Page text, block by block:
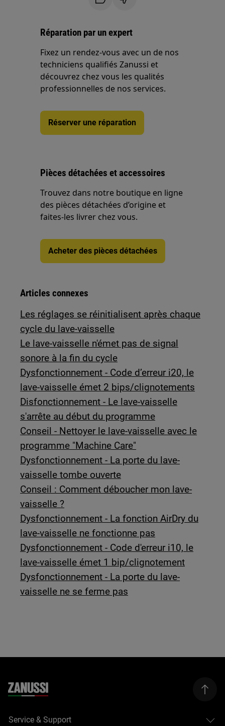
Réparation par un expert
Fixez un rendez-vous avec un de nos
techniciens qualifiés Zanussi et
découvrez chez vous les qualités
professionnelles de nos services.
Réserver une réparation
Pièces détachées et accessoires
Trouvez dans notre boutique en ligne
des pièces détachées d’origine et
faites-les livrer chez vous.
Acheter des pièces détachées
Articles connexes
Les réglages se réinitialisent après chaque
cycle du lave-vaisselle
Le lave-vaisselle n'émet pas de signal
sonore à la fin du cycle
Dysfonctionnement - Code d’erreur i20, le
lave-vaisselle émet 2 bips/clignotements
Disfonctionnement - Le lave-vaisselle
s'arrête au début du programme
Conseil - Nettoyer le lave-vaisselle avec le
programme "Machine Care"
Dysfonctionnement - La porte du lave-
vaisselle tombe ouverte
Conseil : Comment déboucher mon lave-
vaisselle ?
Dysfonctionnement - La fonction AirDry du
lave-vaisselle ne fonctionne pas
Dysfonctionnement - Code d'erreur i10, le
lave-vaisselle émet 1 bip/clignotement
Dysfonctionnement - La porte du lave-
vaisselle ne se ferme pas
Service & Support